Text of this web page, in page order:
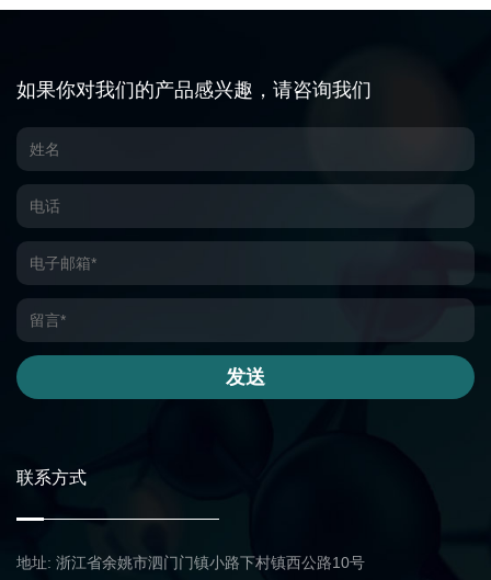
如果你对我们的产品感兴趣，请咨询我们
发送
联系方式
地址: 浙江省余姚市泗门门镇小路下村镇西公路10号